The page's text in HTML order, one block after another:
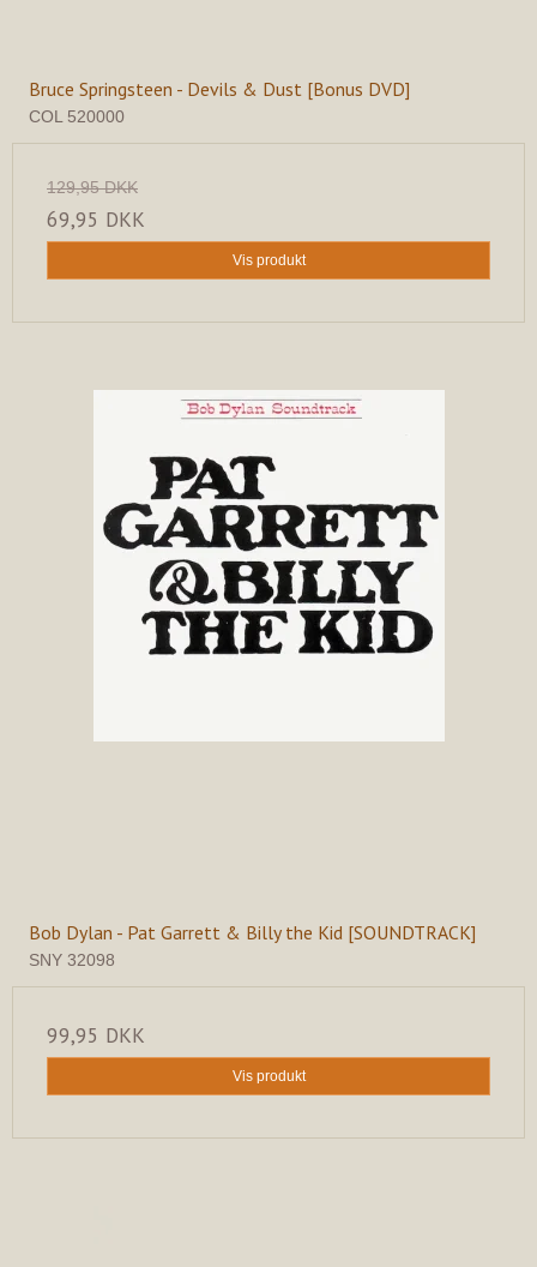
Bruce Springsteen - Devils & Dust [Bonus DVD]
COL 520000
129,95 DKK
69,95 DKK
Vis produkt
Bob Dylan - Pat Garrett & Billy the Kid [SOUNDTRACK]
SNY 32098
99,95 DKK
Vis produkt